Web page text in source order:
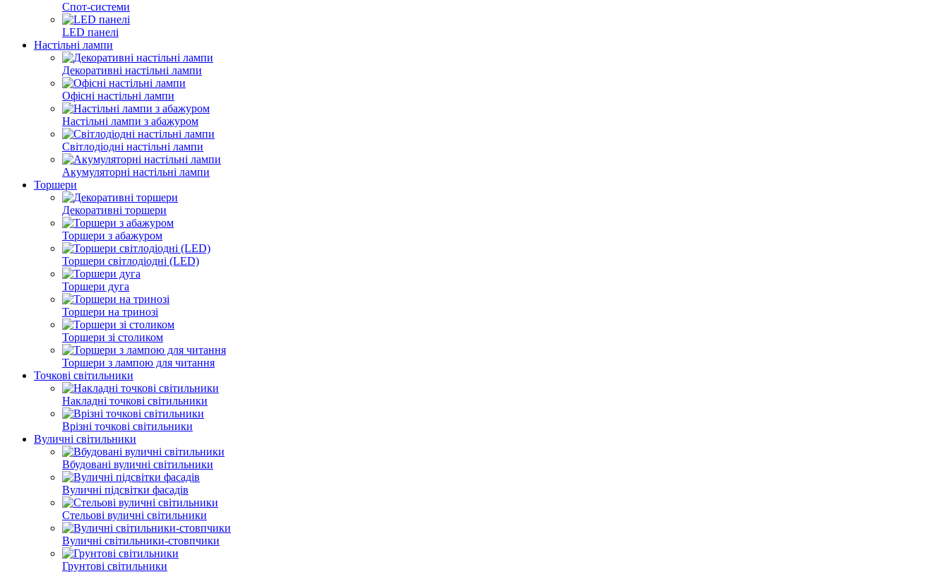
Спот-системи
LED панелі
Настільні лампи
Декоративні настільні лампи
Офісні настільні лампи
Настільні лампи з абажуром
Світлодіодні настільні лампи
Акумуляторні настільні лампи
Торшери
Декоративні торшери
Торшери з абажуром
Торшери світлодіодні (LED)
Торшери дуга
Торшери на тринозі
Торшери зі столиком
Торшери з лампою для читання
Точкові світильники
Накладні точкові світильники
Врізні точкові світильники
Вуличні світильники
Вбудовані вуличні світильники
Вуличні підсвітки фасадів
Стельові вуличні світильники
Вуличні світильники-стовпчики
Грунтові світильники